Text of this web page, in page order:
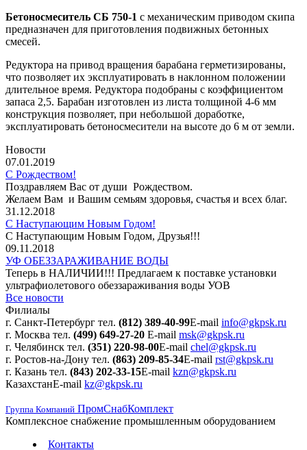
Бетоносмеситель СБ 750-1 с механическим приводом скипа
предназначен для приготовления подвижных бетонных
смесей.
Редуктора на привод вращения барабана герметизированы,
что позволяет их эксплуатировать в наклонном положении
длительное время. Редуктора подобраны с коэффициентом
запаса 2,5. Барабан изготовлен из листа толщиной 4-6 мм
конструкция позволяет, при небольшой доработке,
эксплуатировать бетоносмесители на высоте до 6 м от земли.
Новости
07.01.2019
С Рождеством!
Поздравляем Вас от души Рождеством.
Желаем Вам и Вашим семьям здоровья, счастья и всех благ.
31.12.2018
С Наступающим Новым Годом!
С Наступающим Новым Годом, Друзья!!!
09.11.2018
УФ ОБЕЗЗАРАЖИВАНИЕ ВОДЫ
Теперь в НАЛИЧИИ!!! Предлагаем к поставке установки
ультрафиолетового обеззараживания воды УОВ
Все новости
Филиалы
г. Санкт-Петербург тел. (812) 389-40-99E-mail info@gkpsk.ru
г. Москва тел. (499) 649-27-20 E-mail msk@gkpsk.ru
г. Челябинск тел. (351) 220-98-00E-mail chel@gkpsk.ru
г. Ростов-на-Дону тел. (863) 209-85-34E-mail rst@gkpsk.ru
г. Казань тел. (843) 202-33-15E-mail kzn@gkpsk.ru
КазахстанE-mail kz@gkpsk.ru
Группа Компаний ПромСнабКомплект
Комплексное снабжение промышленным оборудованием
Контакты